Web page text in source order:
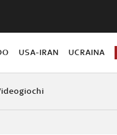
USA-IRAN UCRAINA